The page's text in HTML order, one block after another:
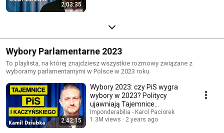
2:03:35
Wybory Parlamentarne 2023
To playlista, na której znajdziesz wszystkie rozmowy związane z
wyboramy parlamentarnymi w Polsce w 2023 roku
2:42:15
Wybory 2023: czy PiS wygra
wybory w 2023? Politycy
ujawniają Tajemnice
Kaczyńskiego! Kamil Dziubka
Imponderabilia - Karol Paciorek
1.3M views
2 years ago